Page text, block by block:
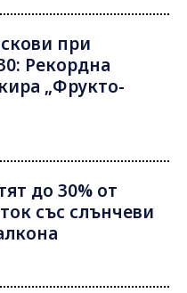
при
Рекордна
„Фрукто-
до 30% от
със слънчеви